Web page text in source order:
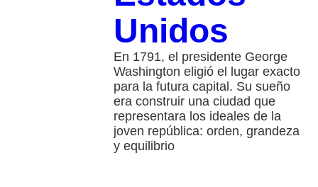
Unidos
En 1791, el presidente George
Washington eligió el lugar exacto
para la futura capital. Su sueño
era construir una ciudad que
representara los ideales de la
joven república: orden, grandeza
y equilibrio